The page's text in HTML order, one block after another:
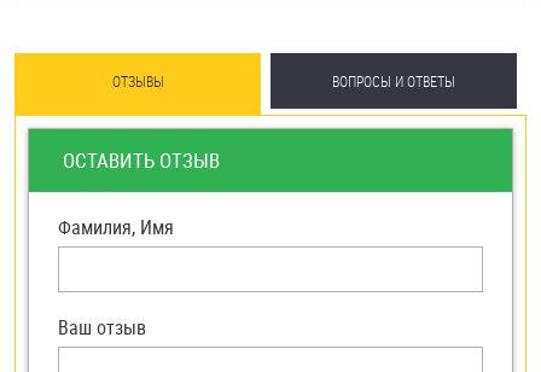
ОТЗЫВЫ ВОПРОСЫ И ОТВЕТЫ
ОСТАВИТЬ ОТЗЫВ
Фамилия, Имя
Ваш отзыв